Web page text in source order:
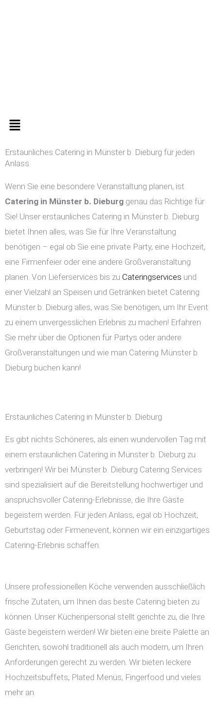
Menü
Erstaunliches Catering in Münster b. Dieburg für jeden
Anlass
Wenn Sie eine besondere Veranstaltung planen, ist
Catering in Münster b. Dieburg genau das Richtige für
Sie! Unser erstaunliches Catering in Münster b. Dieburg
bietet Ihnen alles, was Sie für Ihre Veranstaltung
benötigen – egal ob Sie eine private Party, eine Hochzeit,
eine Firmenfeier oder eine andere Großveranstaltung
planen. Von Lieferservices bis zu Cateringservices und
einer Vielzahl an Speisen und Getränken bietet Catering
Münster b. Dieburg alles, was Sie benötigen, um Ihr Event
zu einem unvergesslichen Erlebnis zu machen! Erfahren
Sie mehr über die Optionen für Partys oder andere
Großveranstaltungen und wie man Catering Münster b.
Dieburg buchen kann!
Erstaunliches Catering in Münster b. Dieburg
Es gibt nichts Schöneres, als einen wundervollen Tag mit
einem erstaunlichen Catering in Münster b. Dieburg zu
verbringen! Wir bei Münster b. Dieburg Catering Services
sind spezialisiert auf die Bereitstellung hochwertiger und
anspruchsvoller Catering-Erlebnisse, die Ihre Gäste
begeistern werden. Für jeden Anlass, egal ob Hochzeit,
Geburtstag oder Firmenevent, können wir ein einzigartiges
Catering-Erlebnis schaffen.
Unsere professionellen Köche verwenden ausschließlich
frische Zutaten, um Ihnen das beste Catering bieten zu
können. Unser Küchenpersonal stellt gerichte zu, die Ihre
Gäste begeistern werden! Wir bieten eine breite Palette an
Gerichten, sowohl traditionell als auch modern, um Ihren
Anforderungen gerecht zu werden. Wir bieten leckere
Hochzeitsbuffets, Plated Menüs, Fingerfood und vieles
mehr an.